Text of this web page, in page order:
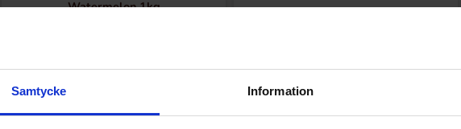
Samtycke Information
Watermelon 1kg